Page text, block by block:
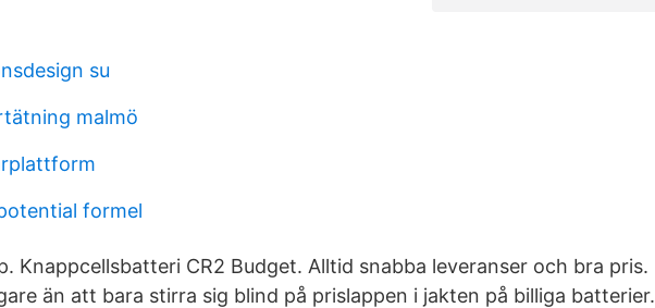
su
malmö
formel
Knappcellsbatteri CR2 Budget. Alltid snabba leveranser och bra pris.
än att bara stirra sig blind på prislappen i jakten på billiga batterier.